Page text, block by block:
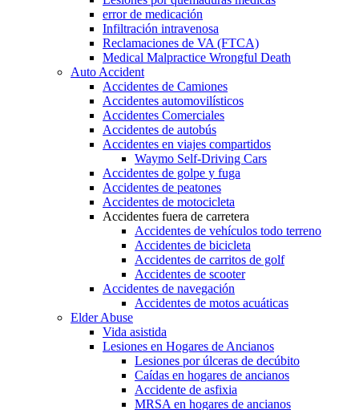
error de medicación
Infiltración intravenosa
Reclamaciones de VA (FTCA)
Medical Malpractice Wrongful Death
Auto Accident
Accidentes de Camiones
Accidentes automovilísticos
Accidentes Comerciales
Accidentes de autobús
Accidentes en viajes compartidos
Waymo Self-Driving Cars
Accidentes de golpe y fuga
Accidentes de peatones
Accidentes de motocicleta
Accidentes fuera de carretera
Accidentes de vehículos todo terreno
Accidentes de bicicleta
Accidentes de carritos de golf
Accidentes de scooter
Accidentes de navegación
Accidentes de motos acuáticas
Elder Abuse
Vida asistida
Lesiones en Hogares de Ancianos
Lesiones por úlceras de decúbito
Caídas en hogares de ancianos
Accidente de asfixia
MRSA en hogares de ancianos